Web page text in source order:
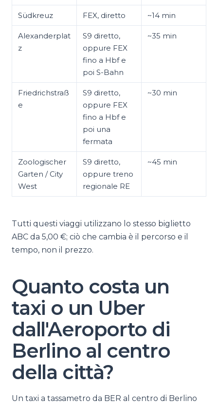
Südkreuz FEX, diretto ~14 min
Alexanderplat
z
S9 diretto,
oppure FEX
fino a Hbf e
poi S-Bahn
~35 min
Friedrichstraß
e
S9 diretto,
oppure FEX
fino a Hbf e
poi una
fermata
~30 min
Zoologischer
Garten / City
West
S9 diretto,
oppure treno
regionale RE
~45 min
Tutti questi viaggi utilizzano lo stesso biglietto
ABC da 5,00 €; ciò che cambia è il percorso e il
tempo, non il prezzo.
Quanto costa un
taxi o un Uber
dall'Aeroporto di
Berlino al centro
della città?
Un taxi a tassametro da BER al centro di Berlino